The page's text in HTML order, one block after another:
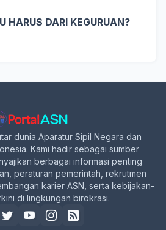
HARUS DARI KEGURUAN?
dunia Aparatur Sipil Negara dan
Kami hadir sebagai sumber
berbagai informasi penting
peraturan pemerintah, rekrutmen
karier ASN, serta kebijakan-
di lingkungan birokrasi.